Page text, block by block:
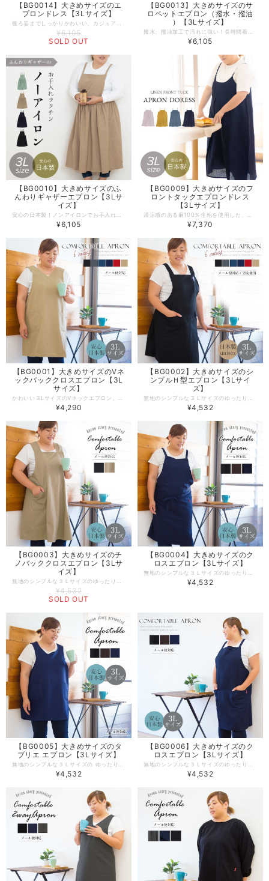
【BG0014】大きめサイズのエ
プロンドレス【3Lサイズ】
¥6,105
SOLD OUT
【BG0013】大きめサイズのサ
ロペットエプロン（撥水・撥油
）【3Lサイズ】
¥6,105
【BG0010】大きめサイズのふ
んわりギャザーエプロン【3Lサ
イズ】
¥6,105
【BG0009】大きめサイズのフ
ロントタックエプロンドレス
【3Lサイズ】
¥7,370
【BG0001】大きめサイズのVネ
ックバッククロスエプロン【3L
サイズ】
¥4,290
【BG0002】大きめサイズのシ
ンプルＨ型エプロン【3Lサイ
ズ】
¥4,532
【BG0003】大きめサイズのチ
ノバッククロスエプロン【3Lサ
イズ】
¥4,532
SOLD OUT
【BG0004】大きめサイズのク
ロスエプロン【3Lサイズ】
¥4,532
【BG0005】大きめサイズのタ
ブリエ エプロン【3Lサイズ】
¥4,532
【BG0006】大きめサイズのク
ロスエプロン【3Lサイズ】
¥4,532